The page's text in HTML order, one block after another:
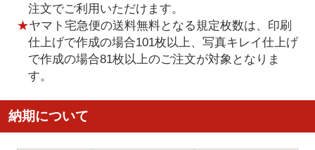
注文でご利用いただけます。
★ヤマト宅急便の送料無料となる規定枚数は、印刷
仕上げで作成の場合101枚以上、写真キレイ仕上げ
で作成の場合81枚以上のご注文が対象となりま
す。
納期について